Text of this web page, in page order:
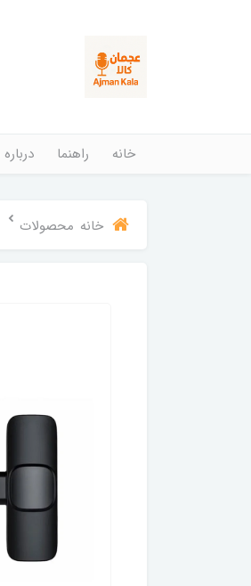
خانه راهنما
خانه محصولات